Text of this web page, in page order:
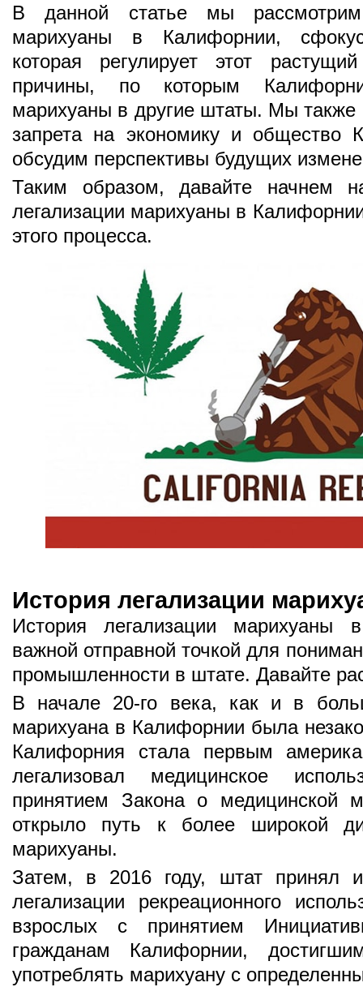
В данной статье мы рассмотрим
марихуаны в Калифорнии,
которая регулирует этот
причины, по которым
марихуаны в другие штаты. Мы также
запрета на экономику и общество
обсудим перспективы будущих
Таким образом, давайте начнем
легализации марихуаны в
этого процесса.
История легализации
История легализации марихуаны
важной отправной точкой для
промышленности в штате. Давайте
В начале 20-го века, как и в
марихуана в Калифорнии была
Калифорния стала первым
легализовал медицинское
принятием Закона о медицинской
открыло путь к более широкой
марихуаны.
Затем, в 2016 году, штат принял
легализации рекреационного
взрослых с принятием
гражданам Калифорнии,
употреблять марихуану с